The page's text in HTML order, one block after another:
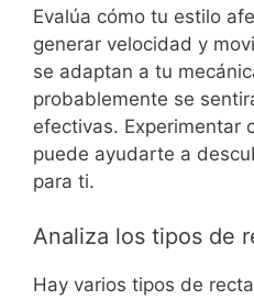
Evalúa cómo tu estilo
generar velocidad y
se adaptan a tu
probablemente se
efectivas. Experimentar
puede ayudarte a
para ti.
Analiza los tipos de
Hay varios tipos de